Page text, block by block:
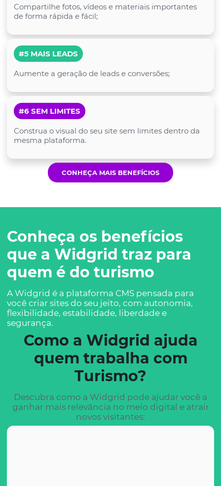
Compartilhe fotos, vídeos e materiais importantes
de forma rápida e fácil;
#5 MAIS LEADS
Aumente a geração de leads e conversões;
#6 SEM LIMITES
Construa o visual do seu site sem limites dentro da
mesma plataforma.
CONHEÇA MAIS BENEFÍCIOS
Conheça os benefícios
que a Widgrid traz para
quem é do turismo
A Widgrid é a plataforma CMS pensada para
você criar sites do seu jeito, com autonomia,
flexibilidade, estabilidade, liberdade e
segurança.
Como a Widgrid ajuda
quem trabalha com
Turismo?
Descubra como a Widgrid pode ajudar você a
ganhar mais relevância no meio digital e atrair
novos visitantes: